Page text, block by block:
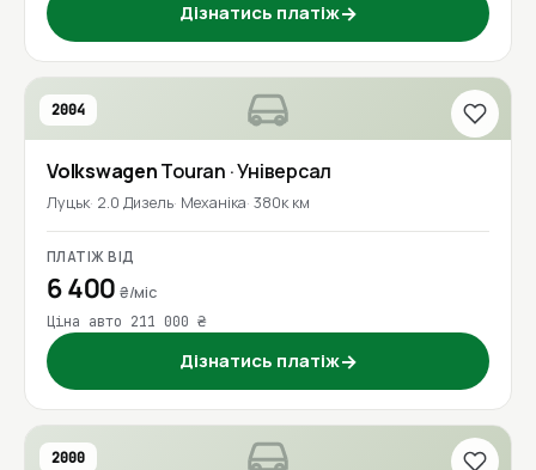
Дізнатись платіж→
2004
VolkswagenTouran · Універсал
Луцьк 2.0 Дизель Механіка 380к км
ПЛАТІЖ ВІД
6 400₴/міс
Ціна авто 211 000 ₴
Дізнатись платіж→
2000